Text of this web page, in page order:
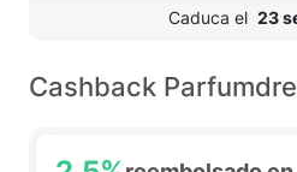
Caduca el 23
Cashback